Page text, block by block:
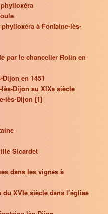
à Fontaine-lès-
par le chancelier Rolin en
en 1451
Dijon au XIXe siècle
lès-Dijon [1]
Sicardet
dans les vignes à
XVIe siècle dans l’église